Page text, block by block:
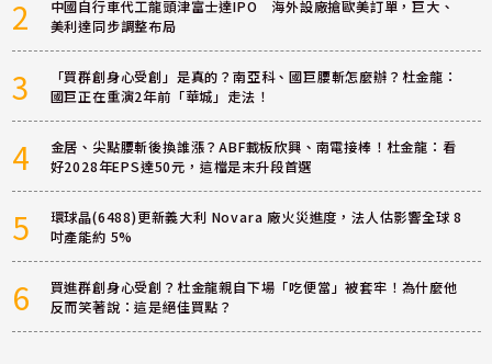
2
中國自行車代工龍頭津富士達IPO 海外設廠搶歐美訂單，巨大、
美利達同步調整布局
3
「買群創身心受創」是真的？南亞科、國巨腰斬怎麼辦？杜金龍：
國巨正在重演2年前「華城」走法！
4
金居、尖點腰斬後換誰漲？ABF載板欣興、南電接棒！杜金龍：看
好2028年EPS達50元，這檔是末升段首選
5
環球晶(6488)更新義大利 Novara 廠火災進度，法人估影響全球 8
吋產能約 5%
6
買進群創身心受創？杜金龍親自下場「吃便當」被套牢！為什麼他
反而笑著說：這是絕佳買點？